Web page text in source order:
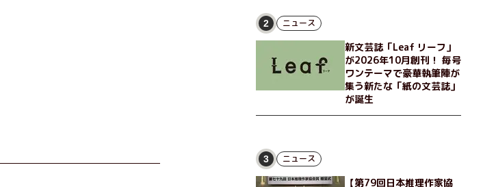
ょっとした贅沢を楽しんだり、近所のおばちゃんの
恋バナを聞いてあげたり、部屋でふたりだけの「台
湾映画祭」を催したり。50代独身、幼なじみの変
わらぬ友情とささやかな幸せの日々を描く。
2 ニュース
新文芸誌「Leaf リーフ」
が2026年10月創刊！ 毎号
ワンテーマで豪華執筆陣が
集う新たな「紙の文芸誌」
が誕生
3 ニュース
【第79回日本推理作家協